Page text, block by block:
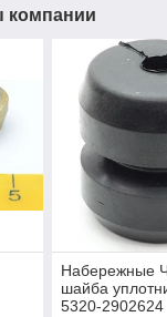
компании
Набережные
шайба
5320-2902624